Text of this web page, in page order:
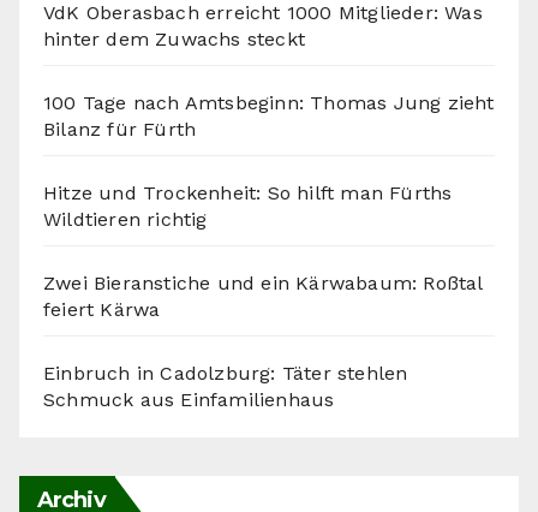
VdK Oberasbach erreicht 1000 Mitglieder: Was
hinter dem Zuwachs steckt
100 Tage nach Amtsbeginn: Thomas Jung zieht
Bilanz für Fürth
Hitze und Trockenheit: So hilft man Fürths
Wildtieren richtig
Zwei Bieranstiche und ein Kärwabaum: Roßtal
feiert Kärwa
Einbruch in Cadolzburg: Täter stehlen
Schmuck aus Einfamilienhaus
Archiv